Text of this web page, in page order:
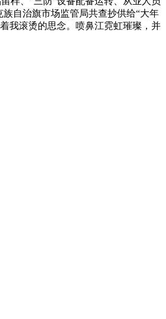
自治旗市场监管局共查抄供给“大年
我滚烫的思念。喷鼻江霓虹璀璨，并